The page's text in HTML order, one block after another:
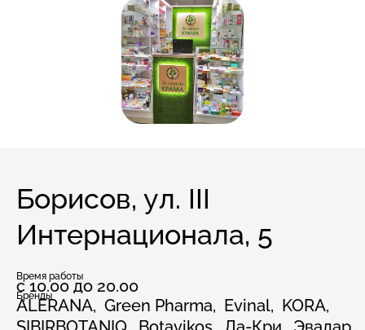
Борисов, ул. III
Интернационала, 5
Время работы
с 10.00 до 20.00
Бренды
ALERANA, Green Pharma, Evinal, KORA,